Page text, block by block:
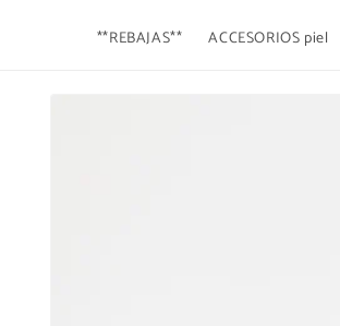
**REBAJAS** ACCESORIOS piel